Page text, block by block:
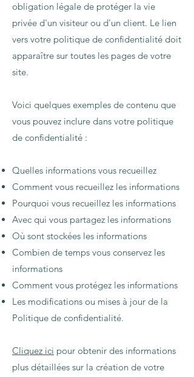
obligation légale de protéger la vie
privée d'un visiteur ou d'un client. Le lien
vers votre politique de confidentialité doit
apparaître sur toutes les pages de votre
site.
Voici quelques exemples de contenu que
vous pouvez inclure dans votre politique
de confidentialité :
Quelles informations vous recueillez
Comment vous recueillez les informations
Pourquoi vous recueillez les informations
Avec qui vous partagez les informations
Où sont stockées les informations
Combien de temps vous conservez les
informations
Comment vous protégez les informations
Les modifications ou mises à jour de la
Politique de confidentialité.
Cliquez ici pour obtenir des informations
plus détaillées sur la création de votre